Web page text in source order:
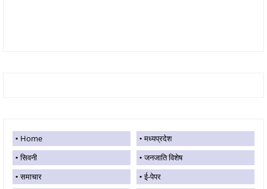
Home
मध्यप्रदेश
सिवनी
जनजाति विशेष
समाचार
ई-पेपर